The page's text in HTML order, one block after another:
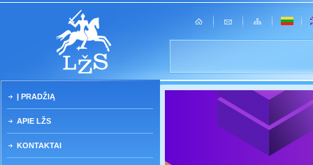
Į PRADŽIĄ
APIE LŽS
KONTAKTAI